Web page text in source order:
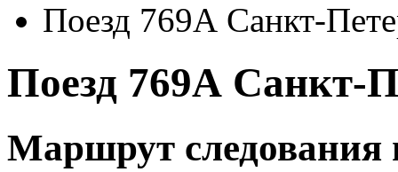
Поезд 769А Санкт-
Поезд 769А Санкт-
Маршрут следования